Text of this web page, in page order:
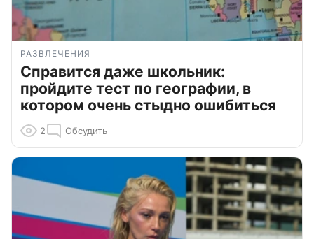
РАЗВЛЕЧЕНИЯ
Справится даже школьник:
пройдите тест по географии, в
котором очень стыдно ошибиться
2 Обсудить